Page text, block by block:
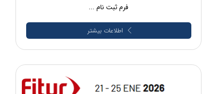
فرم ثبت نام ...
اطلاعات بیشتر